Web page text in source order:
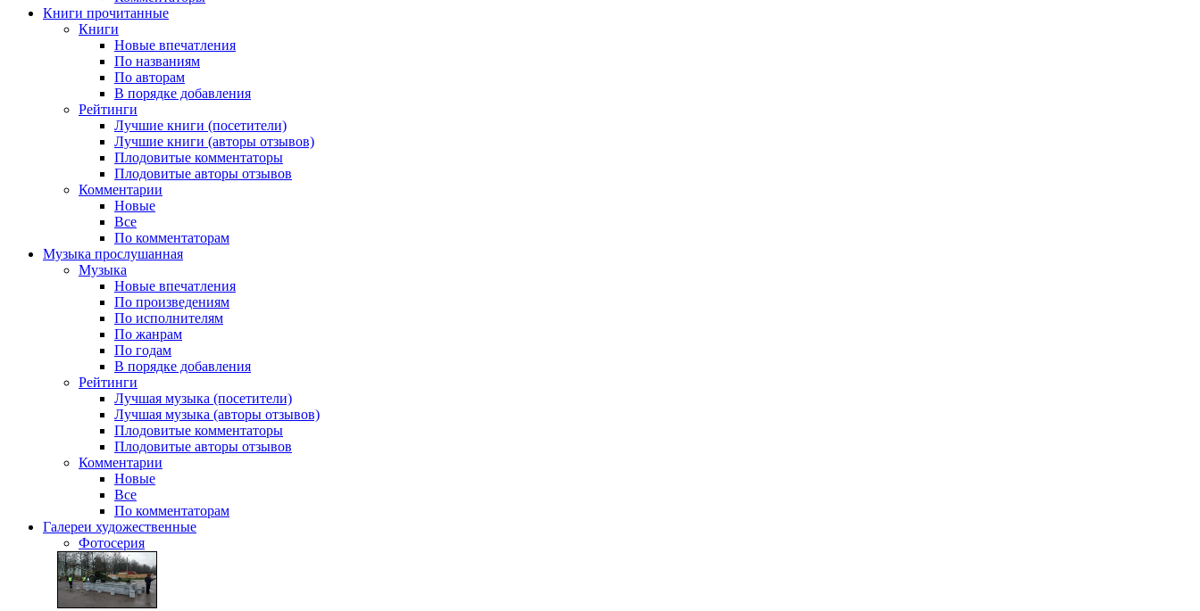
Книги прочитанные
Книги
Новые впечатления
По названиям
По авторам
В порядке добавления
Рейтинги
Лучшие книги (посетители)
Лучшие книги (авторы отзывов)
Плодовитые комментаторы
Плодовитые авторы отзывов
Комментарии
Новые
Все
По комментаторам
Музыка прослушанная
Музыка
Новые впечатления
По произведениям
По исполнителям
По жанрам
По годам
В порядке добавления
Рейтинги
Лучшая музыка (посетители)
Лучшая музыка (авторы отзывов)
Плодовитые комментаторы
Плодовитые авторы отзывов
Комментарии
Новые
Все
По комментаторам
Галереи художественные
Фотосерия